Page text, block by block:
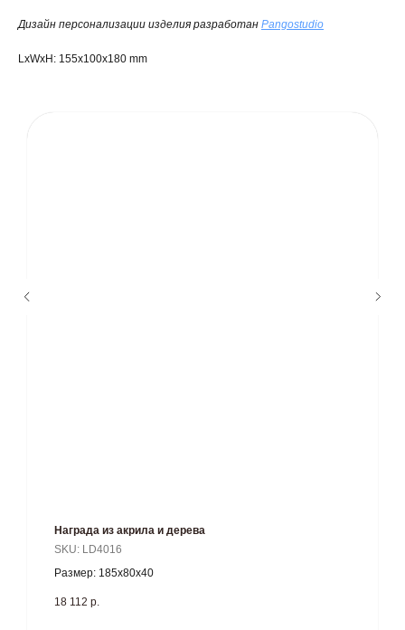
Дизайн персонализации изделия разработан Pangostudio
LxWxH: 155x100x180 mm
Награда из акрила и дерева
SKU: LD4016
Размер: 185х80х40
18 112 р.